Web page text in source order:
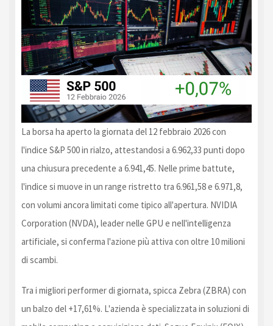
La borsa ha aperto la giornata del 12 febbraio 2026 con
l'indice S&P 500 in rialzo, attestandosi a 6.962,33 punti dopo
una chiusura precedente a 6.941,45. Nelle prime battute,
l'indice si muove in un range ristretto tra 6.961,58 e 6.971,8,
con volumi ancora limitati come tipico all'apertura. NVIDIA
Corporation (NVDA), leader nelle GPU e nell'intelligenza
artificiale, si conferma l'azione più attiva con oltre 10 milioni
di scambi.
Tra i migliori performer di giornata, spicca Zebra (ZBRA) con
un balzo del +17,61%. L'azienda è specializzata in soluzioni di